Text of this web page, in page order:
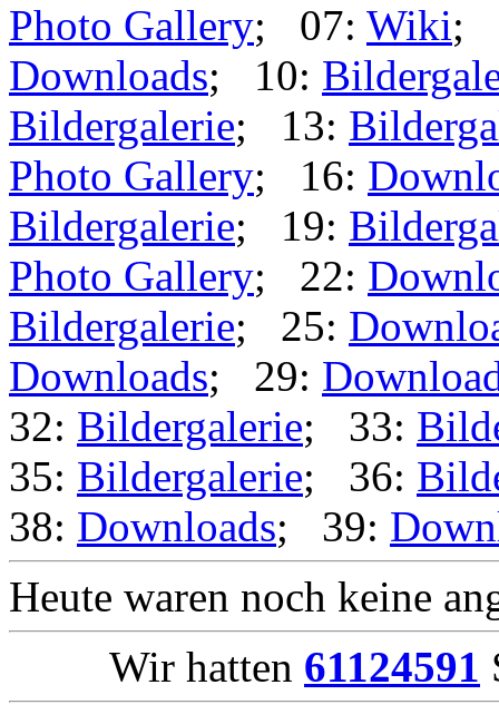
Photo Gallery; 07: Wiki;
Downloads; 10:
Bildergalerie; 13:
Photo Gallery; 16:
Bildergalerie; 19:
Photo Gallery; 22:
Bildergalerie; 25:
Downloads; 29:
32: Bildergalerie; 33:
35: Bildergalerie; 36:
38: Downloads; 39:
Heute waren noch keine
Wir hatten 61124591